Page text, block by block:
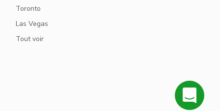
Toronto
Las Vegas
Tout voir